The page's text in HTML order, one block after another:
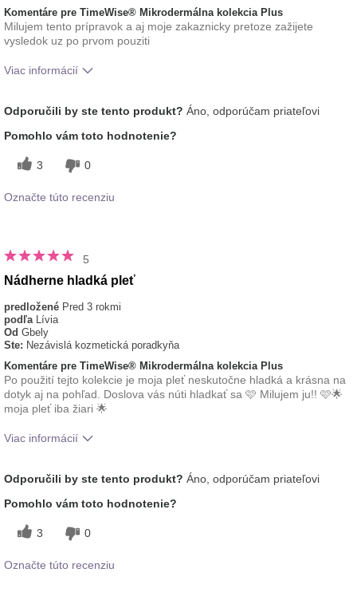
Komentáre pre TimeWise® Mikrodermálna kolekcia Plus
Milujem tento prípravok a aj moje zakaznicky pretoze zažijete
vysledok uz po prvom pouziti
Viac informácií
tohto prípravku?
pokožke
typ pleti
Odporučili by ste tento produkt? Áno, odporúčam priateľovi
Pomohlo vám toto hodnotenie?
3 0
Označte túto recenziu
5
Nádherne hladká pleť
predložené Pred 3 rokmi
podľa Lívia
Od Gbely
Ste: Nezávislá kozmetická poradkyňa
Komentáre pre TimeWise® Mikrodermálna kolekcia Plus
Po použití tejto kolekcie je moja pleť neskutočne hladká a krásna na
dotyk aj na pohľad. Doslova vás núti hladkať sa 🩷 Milujem ju!! 🩷🌟
moja pleť iba žiari 🌟
Viac informácií
tohto prípravku?
pokožke
typ pleti
Odporučili by ste tento produkt? Áno, odporúčam priateľovi
Pomohlo vám toto hodnotenie?
3 0
Označte túto recenziu